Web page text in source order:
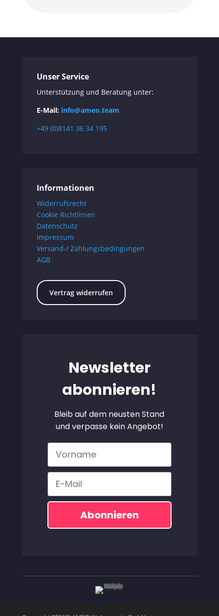
Unser Service
Unterstützung und Beratung unter:
E-Mail: info@ameo.team
+49 (0)8141 36 34 195
Informationen
Widerrufsrecht
Cookie Richtlinien
Datenschutz
Impressum
Versand-/ Zahlungsbedingungen
AGB
Vertrag widerrufen
Newsletter
abonnieren!
Bleib auf dem neusten Stand
und verpasse kein Angebot!
Vorname
Email
Abonnieren